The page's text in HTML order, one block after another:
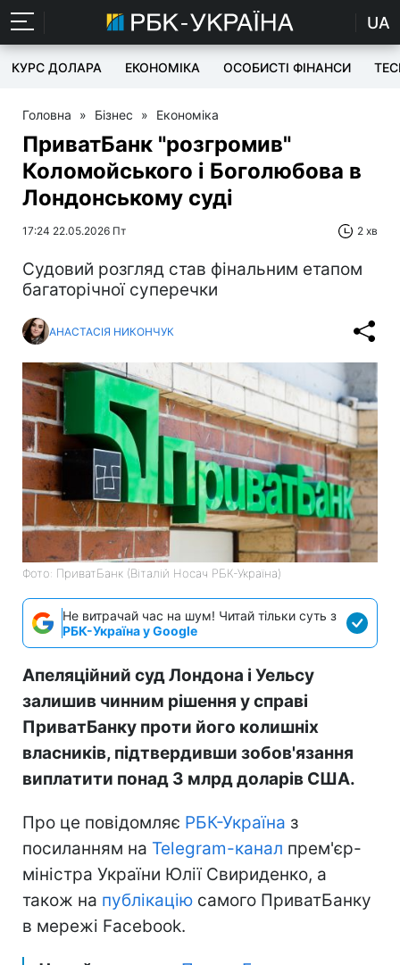
UA
КУРС ДОЛАРА ЕКОНОМІКА ОСОБИСТІ ФІНАНСИ
Головна » Бізнес » Економіка
ПриватБанк "розгромив"
Коломойського і Боголюбова в
Лондонському суді
17:24 22.05.2026 Пт 2 хв
Судовий розгляд став фінальним етапом
багаторічної суперечки
АНАСТАСІЯ НИКОНЧУК
Фото: ПриватБанк (Віталій Носач РБК-Україна)
Не витрачай час на шум! Читай тільки суть з
РБК-Україна у Google
Апеляційний суд Лондона і Уельсу
залишив чинним рішення у справі
ПриватБанку проти його колишніх
власників, підтвердивши зобов'язання
виплатити понад 3 млрд доларів США.
Про це повідомляє РБК-Україна з
посиланням на Telegram-канал прем'єр-
міністра України Юлії Свириденко, а
також на публікацію самого ПриватБанку
в мережі Facebook.